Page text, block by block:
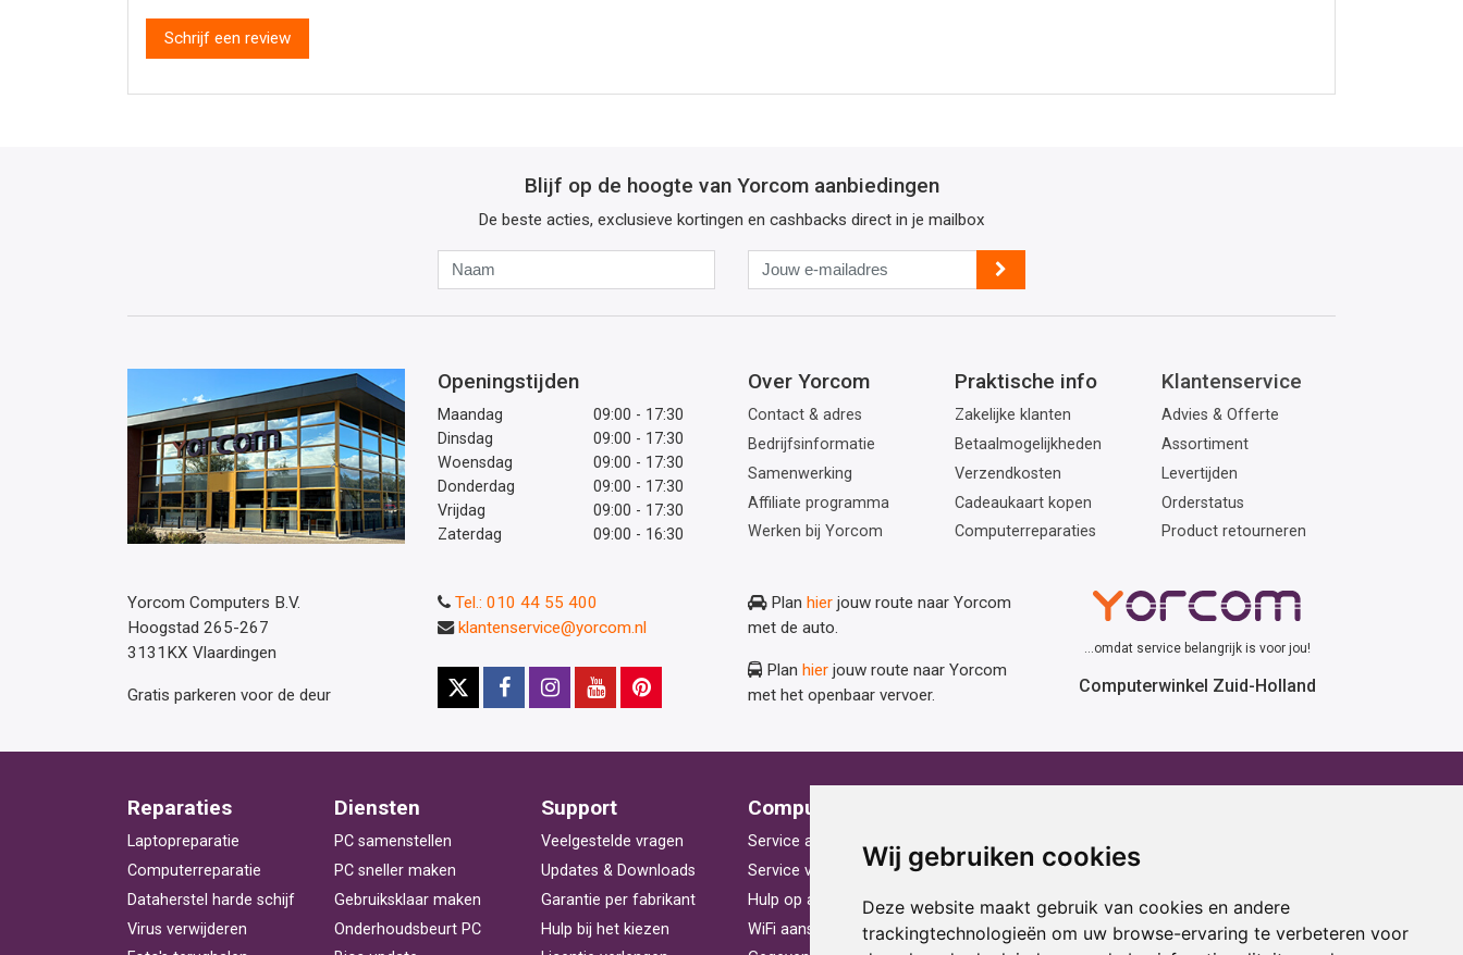
Wij gebruiken cookies
Deze website maakt gebruik van cookies en andere
trackingtechnologieën om uw browse-ervaring te verbeteren voor
Schrijf een review
Blijf op de hoogte van Yorcom aanbiedingen
De beste acties, exclusieve kortingen en cashbacks direct in je mailbox
Jouw
e-
mailadres
Openingstijden
Maandag
09:00 - 17:30
Dinsdag
09:00 - 17:30
Woensdag
09:00 - 17:30
Donderdag
09:00 - 17:30
Vrijdag
09:00 - 17:30
Zaterdag
09:00 - 16:30
Over Yorcom
Contact & adres
Bedrijfsinformatie
Samenwerking
Affiliate programma
Werken bij Yorcom
Praktische info
Zakelijke klanten
Betaalmogelijkheden
Verzendkosten
Cadeaukaart kopen
Computerreparaties
Klantenservice
Advies & Offerte
Assortiment
Levertijden
Orderstatus
Product retourneren
Yorcom Computers B.V.
Hoogstad 265-267
3131KX Vlaardingen
Gratis parkeren voor de deur
Plan hier jouw route naar Yorcom
met de auto.
Plan hier jouw route naar Yorcom
met het openbaar vervoer.
Tel.: 010 44 55 400
klantenservice@yorcom.nl
...omdat service belangrijk is voor jou!
Computerwinkel Zuid-Holland
Reparaties
Laptopreparatie
Computerreparatie
Dataherstel harde schijf
Virus verwijderen
Diensten
PC samenstellen
PC sneller maken
Gebruiksklaar maken
Onderhoudsbeurt PC
Support
Veelgestelde vragen
Updates & Downloads
Garantie per fabrikant
Hulp bij het kiezen
Computerhulp
Service aan huis
Service voor bedrijven
Hulp op afstand
WiFi aansluiten
Statafel huren
Laptop huren
Beamer huren
Racestoel huren
Cadeau ideeën
Print service